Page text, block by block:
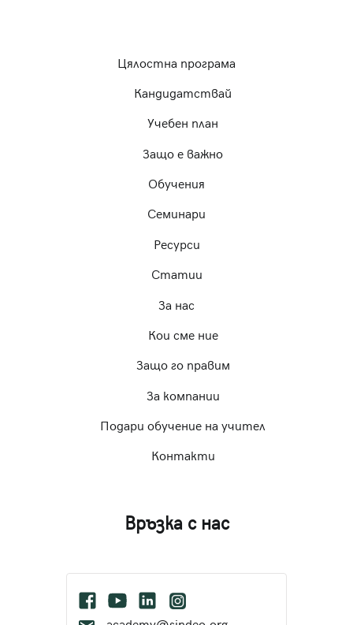
Цялостна програма
Кандидатствай
Учебен план
Защо е важно
Обучения
Семинари
Ресурси
Статии
За нас
Кои сме ние
Защо го правим
За компании
Подари обучение на учител
Контакти
Връзка с нас